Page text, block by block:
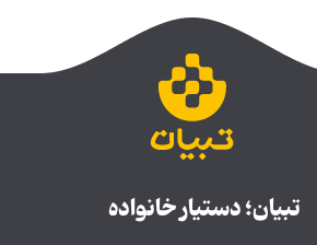
تبیان؛ دستیار خانواده